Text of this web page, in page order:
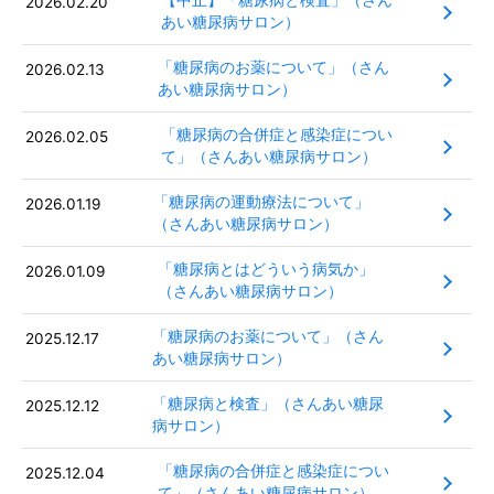
あい糖尿病サロン）
2026.02.13
「糖尿病のお薬について」（さん
あい糖尿病サロン）
2026.02.05
「糖尿病の合併症と感染症につい
て」（さんあい糖尿病サロン）
2026.01.19
「糖尿病の運動療法について」
（さんあい糖尿病サロン）
2026.01.09
「糖尿病とはどういう病気か」
（さんあい糖尿病サロン）
2025.12.17
「糖尿病のお薬について」（さん
あい糖尿病サロン）
2025.12.12
「糖尿病と検査」（さんあい糖尿
病サロン）
2025.12.04
「糖尿病の合併症と感染症につい